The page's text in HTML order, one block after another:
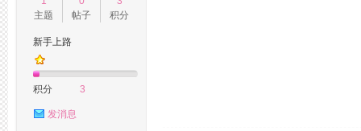
主题
帖子
积分
新手上路
积分 3
发消息